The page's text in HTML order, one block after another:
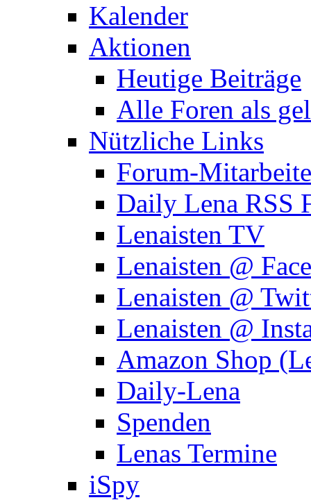
Kalender
Aktionen
Heutige Beiträge
Alle Foren als
Nützliche Links
Forum-
Daily Lena RSS
Lenaisten TV
Lenaisten @
Lenaisten @
Lenaisten @
Amazon Shop
Daily-Lena
Spenden
Lenas Termine
iSpy